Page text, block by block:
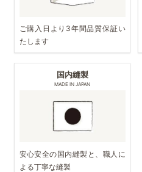
ご購入日より3年間品質保証い
たします
国内縫製
MADE IN JAPAN
安心安全の国内縫製と、職人に
よる丁寧な縫製